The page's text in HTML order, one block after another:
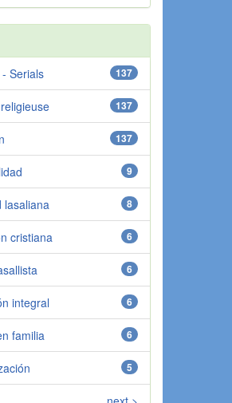
137
Serials
137
137
9
8
lasaliana
6
cristiana
6
6
integral
6
familia
5